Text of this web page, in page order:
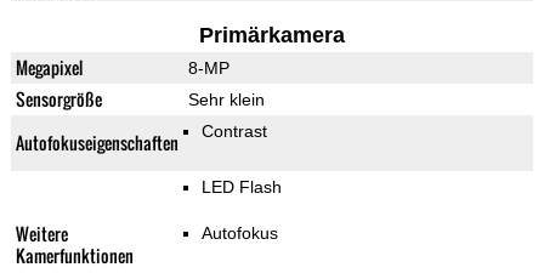
Primärkamera
Megapixel 8-MP
Sensorgröße Sehr klein
Autofokuseigenschaften Contrast
Weitere
Kamerfunktionen
LED Flash
Autofokus